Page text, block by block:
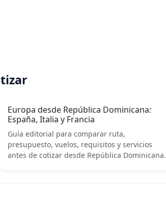
Europa desde República Dominicana:
España, Italia y Francia
Guía editorial para comparar ruta,
presupuesto, vuelos, requisitos y servicios
antes de cotizar desde República Dominicana.